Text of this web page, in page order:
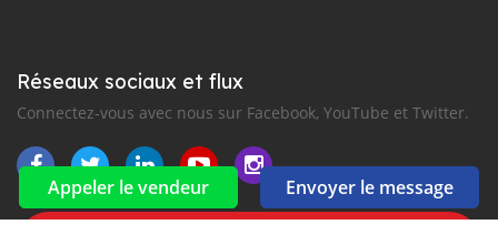
Appeler le vendeur Envoyer le message
Réseaux sociaux et flux
Connectez-vous avec nous sur Facebook, YouTube et Twitter.